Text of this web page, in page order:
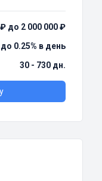
до 2 000 000 ₽
0.25% в день
30 - 730 дн.